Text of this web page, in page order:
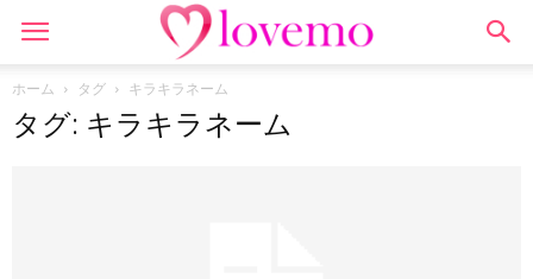
ホーム タグ キラキラネーム
タグ: キラキラネーム